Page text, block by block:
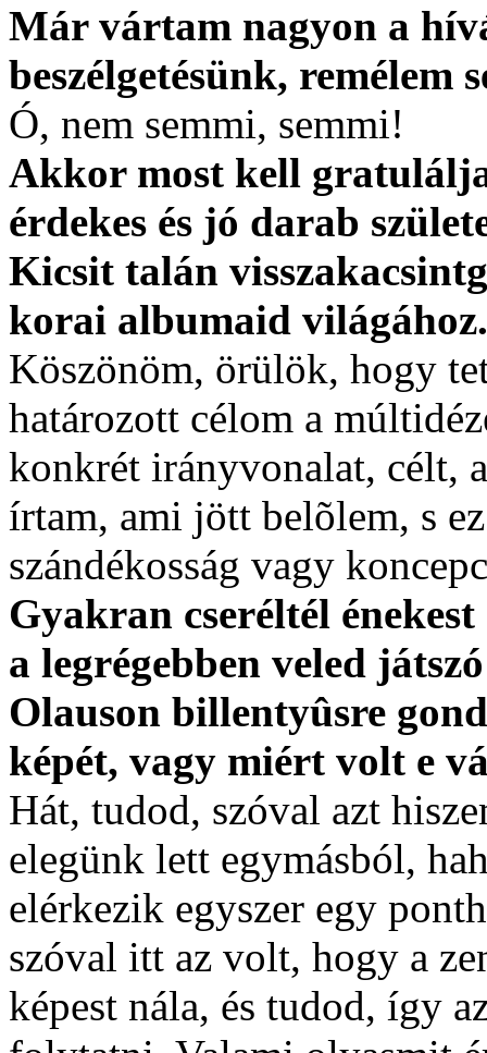
Már vártam nagyon a
beszélgetésünk, remélem
Ó, nem semmi, semmi!
Akkor most kell
érdekes és jó darab
Kicsit talán
korai albumaid
Köszönöm, örülök, hogy
határozott célom a
konkrét irányvonalat, célt,
írtam, ami jött belõlem, s
szándékosság vagy
Gyakran cseréltél
a legrégebben veled
Olauson billentyûsre
képét, vagy miért volt e
Hát, tudod, szóval azt
elegünk lett egymásból,
elérkezik egyszer egy
szóval itt az volt, hogy a
képest nála, és tudod, így